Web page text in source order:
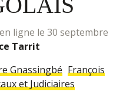
ligne le 30 septembre
Tarrit
Gnassingbé François
et Judiciaires